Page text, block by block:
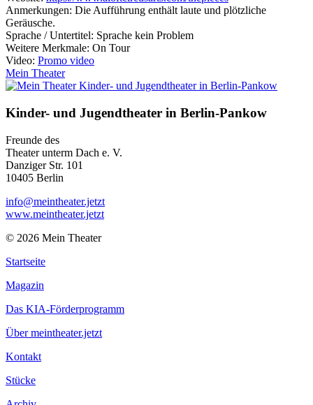
Anmerkungen: Die Aufführung enthält laute und plötzliche
Geräusche.
Sprache / Untertitel: Sprache kein Problem
Weitere Merkmale: On Tour
Video: Promo video
Mein Theater
Kinder- und Jugendtheater in Berlin‑Pankow
Freunde des
Theater unterm Dach e. V.
Danziger Str. 101
10405 Berlin
info@meintheater.jetzt
www.meintheater.jetzt
© 2026 Mein Theater
Startseite
Magazin
Das KIA-Förderprogramm
Über meintheater.jetzt
Kontakt
Stücke